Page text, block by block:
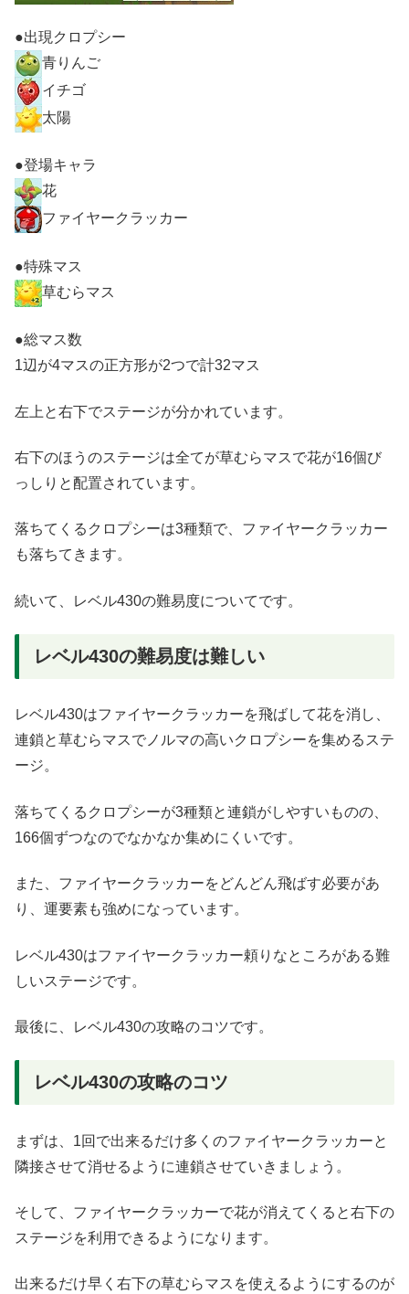
●出現クロプシー
青りんご
イチゴ
太陽
●登場キャラ
花
ファイヤークラッカー
●特殊マス
草むらマス
●総マス数
1辺が4マスの正方形が2つで計32マス
左上と右下でステージが分かれています。
右下のほうのステージは全てが草むらマスで花が16個び
っしりと配置されています。
落ちてくるクロプシーは3種類で、ファイヤークラッカー
も落ちてきます。
続いて、レベル430の難易度についてです。
レベル430の難易度は難しい
レベル430はファイヤークラッカーを飛ばして花を消し、
連鎖と草むらマスでノルマの高いクロプシーを集めるステ
ージ。
落ちてくるクロプシーが3種類と連鎖がしやすいものの、
166個ずつなのでなかなか集めにくいです。
また、ファイヤークラッカーをどんどん飛ばす必要があ
り、運要素も強めになっています。
レベル430はファイヤークラッカー頼りなところがある難
しいステージです。
最後に、レベル430の攻略のコツです。
レベル430の攻略のコツ
まずは、1回で出来るだけ多くのファイヤークラッカーと
隣接させて消せるように連鎖させていきましょう。
そして、ファイヤークラッカーで花が消えてくると右下の
ステージを利用できるようになります。
出来るだけ早く右下の草むらマスを使えるようにするのが